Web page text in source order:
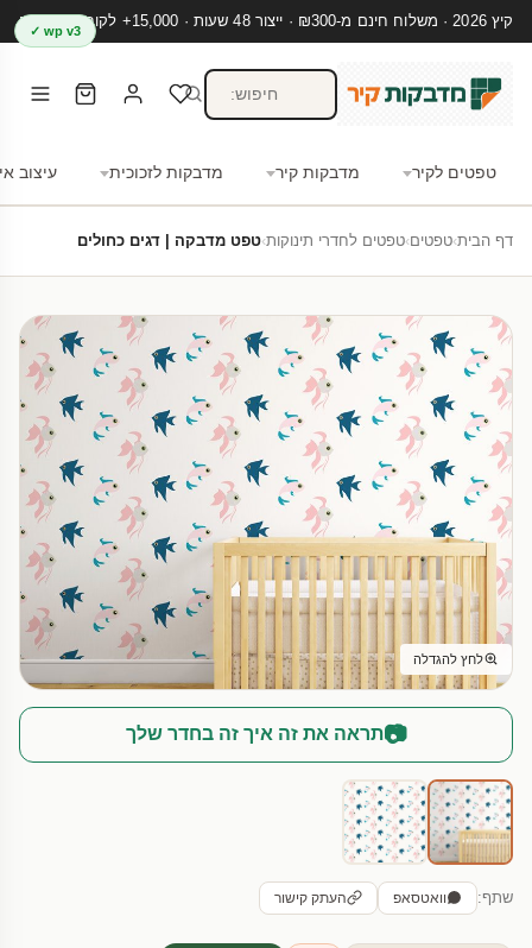
קיץ 2026 · משלוח חינם מ-₪300 · ייצור 48 שעות · 15,000+ לקוחות מרוצים
טפטים לקיר מדבקות קיר מדבקות לזכוכית עיצוב
wp v3 ✓
דף הבית›טפטים›טפטים לחדרי תינוקות›טפט מדבקה | דגים כחולים
לחץ להגדלה
📷תראה את זה איך זה בחדר שלך
שתף: וואטסאפ העתק קישור